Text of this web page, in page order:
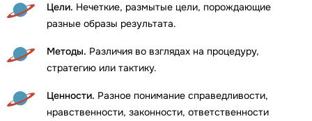
Цели. Нечеткие, размытые цели, порождающие
разные образы результата.
Методы. Различия во взглядах на процедуру,
стратегию или тактику.
Ценности. Разное понимание справедливости,
нравственности, законности, ответственности